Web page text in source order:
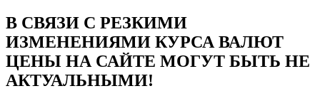
В СВЯЗИ С РЕЗКИМИ
ИЗМЕНЕНИЯМИ КУРСА ВАЛЮТ
ЦЕНЫ НА САЙТЕ МОГУТ БЫТЬ НЕ
АКТУАЛЬНЫМИ!